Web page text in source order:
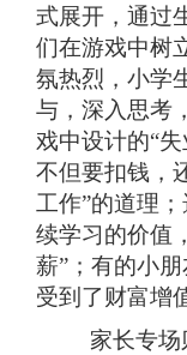
式展开，通过
们在游戏中树
氛热烈，小学
与，深入思考
戏中设计的“
不但要扣钱，
工作”的道理
续学习的价值
薪”；有的小
受到了财富增
家长专场则